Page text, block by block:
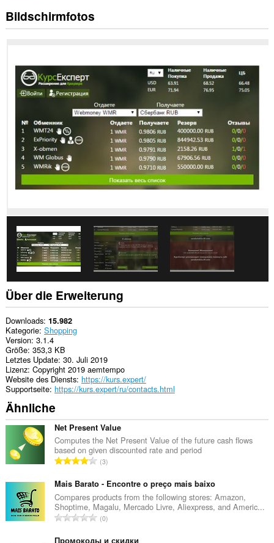
Diese
Erweiterung
Daten
einigen
Webseiten
Diese
Erweiterung
Tabs
Browseraktivitäten
Bildschirmfotos
Über die Erweiterung
Downloads 15.982
Kategorie Shopping
Version 3.1.4
Größe 353,3 KB
Letztes Update 30. Juli 2019
Lizenz Copyright 2019 aemtempo
Website des Diensts https://kurs.expert/
Supportseite https://kurs.expert/ru/contacts.html
Ähnliche
Net Present Value
Computes the Net Present Value of the future cash flows
based on given discounted rate and period
G
s
a
m
t
3
Mais Barato - Encontre o preço mais baixo
Compares products from the following stores: Amazon,
Shoptime, Magalu, Mercado Livre, Aliexpress, and Americ...
G0
Промокоды и скидки